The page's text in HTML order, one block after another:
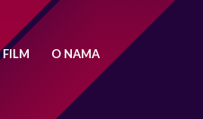
FILM O NAMA